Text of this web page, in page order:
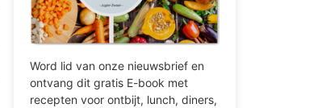
Word lid van onze nieuwsbrief en
ontvang dit gratis E-book met
recepten voor ontbijt, lunch, diners,